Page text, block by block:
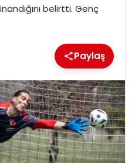
belirtti. Genç
Paylaş